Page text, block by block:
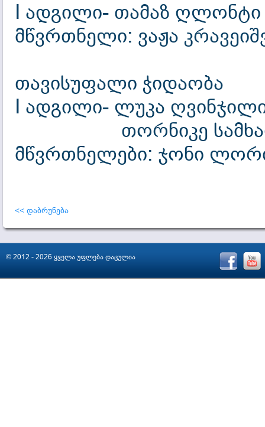
I ადგილი- თამაზ ღლონტი
მწვრთნელი: ვაჟა
თავისუფალი ჭიდაობა
I ადგილი- ლუკა
თორნიკე
მწვრთნელები: ჯონი
<< დაბრუნება
© 2012 - 2026 ყველა უფლება დაცულია